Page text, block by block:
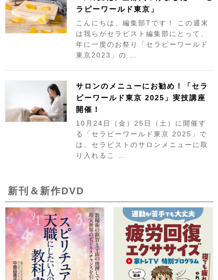
ラピーワールド東京」
こんにちは、編集部Tです！ この週末
は我らがセラピスト編集部にとって、
年に一度のお祭り「セラピーワールド
東京2023」の …
サロンのメニューにお勧め！「セラ
ピーワールド東京 2025」実技講座
開催！
10月24日（金）25日（土）に開催す
る「セラピーワールド東京 2025」で
は、セラピストのサロンメニューに取
り入れるこ …
新刊＆新作DVD